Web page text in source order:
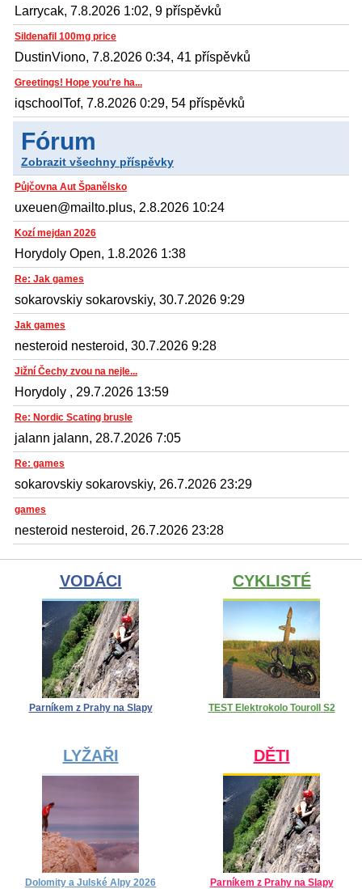
Larrycak, 7.8.2026 1:02, 9 příspěvků
Sildenafil 100mg price
DustinViono, 7.8.2026 0:34, 41 příspěvků
Greetings! Hope you're ha...
iqschoolTof, 7.8.2026 0:29, 54 příspěvků
Fórum
Zobrazit všechny příspěvky
Půjčovna Aut Španělsko
uxeuen@mailto.plus, 2.8.2026 10:24
Kozí mejdan 2026
Horydoly Open, 1.8.2026 1:38
Re: Jak games
sokarovskiy sokarovskiy, 30.7.2026 9:29
Jak games
nesteroid nesteroid, 30.7.2026 9:28
Jižní Čechy zvou na nejle...
Horydoly , 29.7.2026 13:59
Re: Nordic Scating brusle
jalann jalann, 28.7.2026 7:05
Re: games
sokarovskiy sokarovskiy, 26.7.2026 23:29
games
nesteroid nesteroid, 26.7.2026 23:28
VODÁCI
Parníkem z Prahy na Slapy
CYKLISTÉ
TEST Elektrokolo Touroll S2
LYŽAŘI
Dolomity a Julské Alpy 2026
DĚTI
Parníkem z Prahy na Slapy